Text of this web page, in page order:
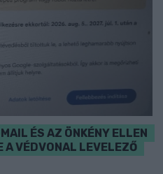
ÉS AZ ÖNKÉNY ELLEN
A VÉDVONAL LEVELEZŐ